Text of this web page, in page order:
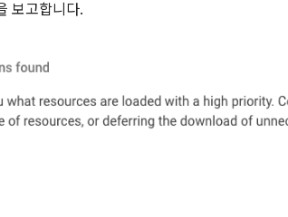
보고합니다.